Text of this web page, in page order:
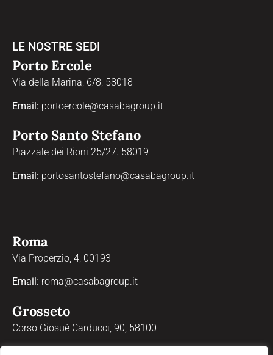
LE NOSTRE SEDI
Porto Ercole
Via della Marina, 6/8, 58018
Email: portoercole@casabagroup.it
Porto Santo Stefano
Piazzale dei Rioni 25/27. 58019
Email: portosantostefano@casabagroup.it
Roma
Via Properzio, 4, 00193
Email: roma@casabagroup.it
Grosseto
Corso Giosuè Carducci, 90, 58100